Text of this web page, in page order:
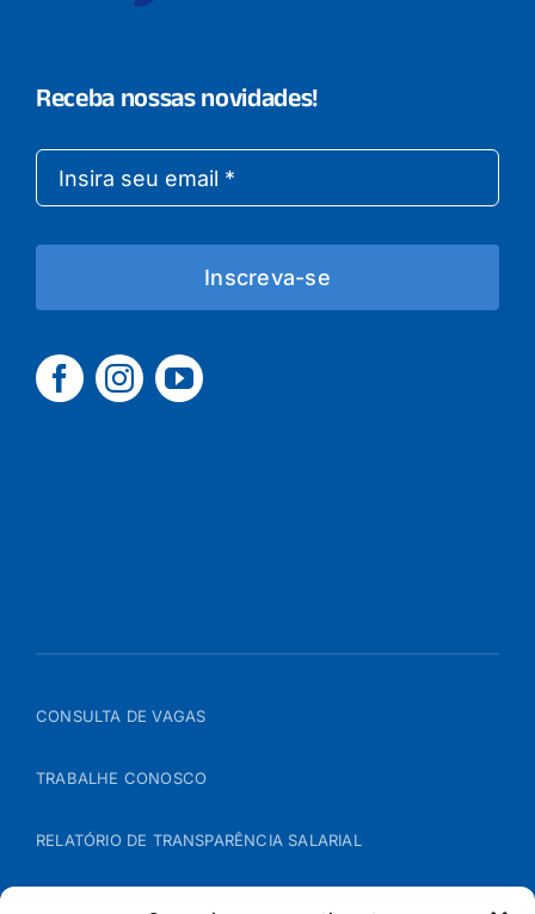
Receba nossas novidades!
Inscreva-se
CONSULTA DE VAGAS
TRABALHE CONOSCO
RELATÓRIO DE TRANSPARÊNCIA SALARIAL